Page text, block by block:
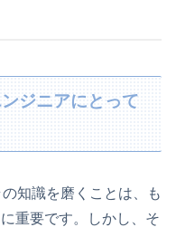
ジニアにとって
知識を磨くことは、も
重要です。しかし、そ